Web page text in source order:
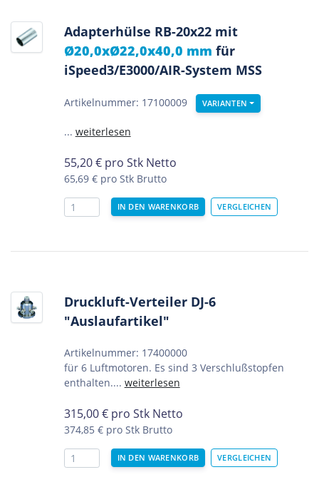
Adapterhülse RB-20x22 mit
Ø20,0xØ22,0x40,0 mm für
iSpeed3/E3000/AIR-System MSS
Artikelnummer: 17100009 VARIANTEN
... weiterlesen
55,20€ pro Stk Netto
65,69 € pro Stk Brutto
Druckluft-Verteiler DJ-6
"Auslaufartikel"
Artikelnummer: 17400000
für 6 Luftmotoren. Es sind 3 Verschlußstopfen
enthalten.... weiterlesen
315,00€ pro Stk Netto
374,85 € pro Stk Brutto